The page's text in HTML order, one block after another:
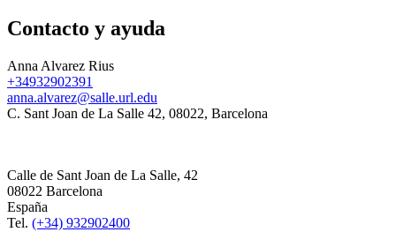
Contacto y ayuda
Anna Alvarez Rius
+34932902391
anna.alvarez@salle.url.edu
C. Sant Joan de La Salle 42, 08022, Barcelona
Calle de Sant Joan de La Salle, 42
08022 Barcelona
España
Tel. (+34) 932902400